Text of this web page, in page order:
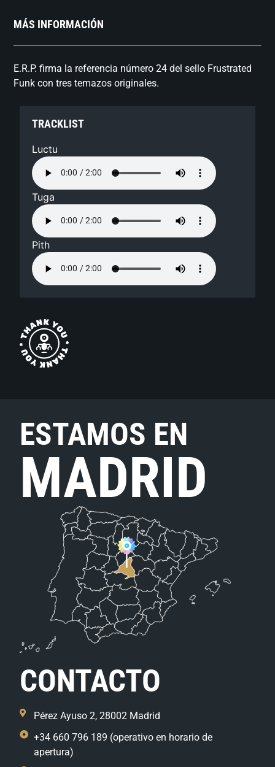
MÁS INFORMACIÓN
E.R.P. firma la referencia número 24 del sello Frustrated
Funk con tres temazos originales.
TRACKLIST
Luctu
Tuga
Pith
ESTAMOS EN
MADRID
CONTACTO
Pérez Ayuso 2, 28002 Madrid
+34 660 796 189 (operativo en horario de
apertura)